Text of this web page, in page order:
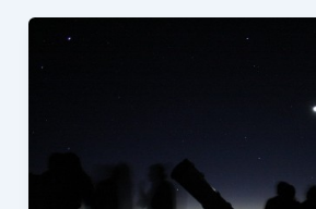
públicas
finalizará